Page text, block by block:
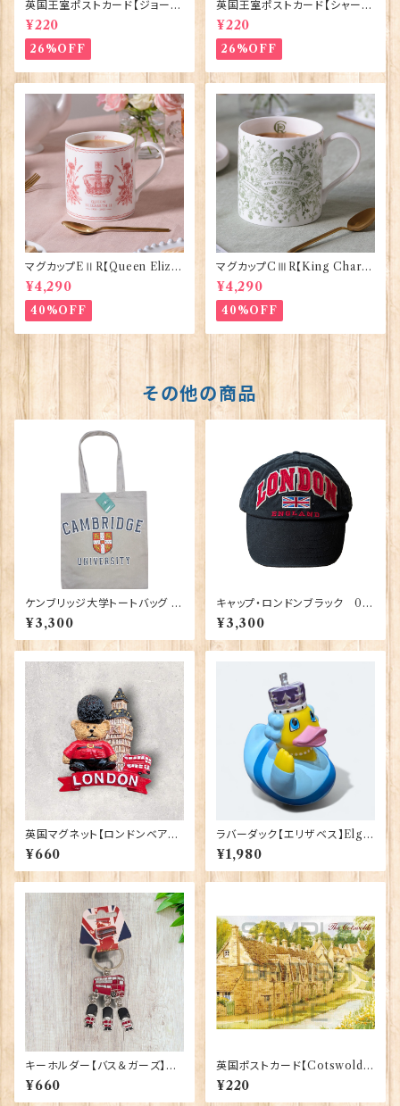
英国王室ポストカード【ジョージ
王子ご誕生】Pageantry Post
card 90183-JEF100
¥220
26%OFF
英国王室ポストカード【シャーロ
ット王女2】Pageantry Postca
rd 90183-JEF202
¥220
26%OFF
マグカップEⅡR【Queen Eliza
bethⅡ Commemorative】Vi
ctoria Eggs 50126
¥4,290
40%OFF
マグカップCⅢR【King Charle
sⅢ Coronation】Victoria E
ggs 50127
¥4,290
40%OFF
その他の商品
ケンブリッジ大学トートバッグ El
gate Products 90411
¥3,300
キャップ・ロンドンブラック 00
195
¥3,300
英国マグネット【ロンドンベア】A
&S Gifts 90030（RMG-037）
¥660
ラバーダック【エリザベス】Elgat
e Products 90348（73371）
¥1,980
キーホルダー【バス＆ガーズ】A&
S Gift 90425
¥660
英国ポストカード【Cotswold
s】Jadges 90339-19
¥220